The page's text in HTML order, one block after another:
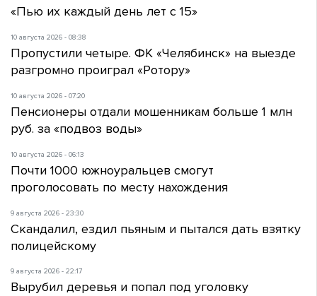
«Пью их каждый день лет с 15»
10 августа 2026 - 08:38
Пропустили четыре. ФК «Челябинск» на выезде
разгромно проиграл «Ротору»
10 августа 2026 - 07:20
Пенсионеры отдали мошенникам больше 1 млн
руб. за «подвоз воды»
10 августа 2026 - 06:13
Почти 1000 южноуральцев смогут
проголосовать по месту нахождения
9 августа 2026 - 23:30
Скандалил, ездил пьяным и пытался дать взятку
полицейскому
9 августа 2026 - 22:17
Вырубил деревья и попал под уголовку